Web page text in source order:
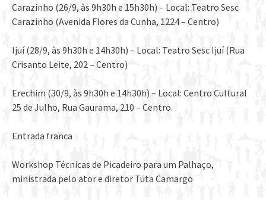
Carazinho (26/9, às 9h30h e 15h30h) – Local: Teatro Sesc
Carazinho (Avenida Flores da Cunha, 1224 – Centro)
Ijuí (28/9, às 9h30h e 14h30h) – Local: Teatro Sesc Ijuí (Rua
Crisanto Leite, 202 – Centro)
Erechim (30/9, às 9h30h e 14h30h) – Local: Centro Cultural
25 de Julho, Rua Gaurama, 210 – Centro.
Entrada franca
Workshop Técnicas de Picadeiro para um Palhaço,
ministrada pelo ator e diretor Tuta Camargo